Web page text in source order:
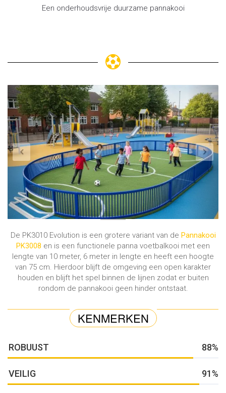
Een onderhoudsvrije duurzame pannakooi
De PK3010 Evolution is een grotere variant van de Pannakooi
PK3008 en is een functionele panna voetbalkooi met een
lengte van 10 meter, 6 meter in lengte en heeft een hoogte
van 75 cm. Hierdoor blijft de omgeving een open karakter
houden en blijft het spel binnen de lijnen zodat er buiten
rondom de pannakooi geen hinder ontstaat.
KENMERKEN
ROBUUST 88%
VEILIG 91%